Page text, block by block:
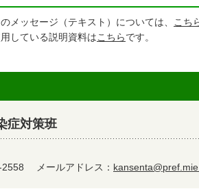
メッセージ（テキスト）については、 こち
している説明資料はこちらです。
対策班
2558 メールアドレス：